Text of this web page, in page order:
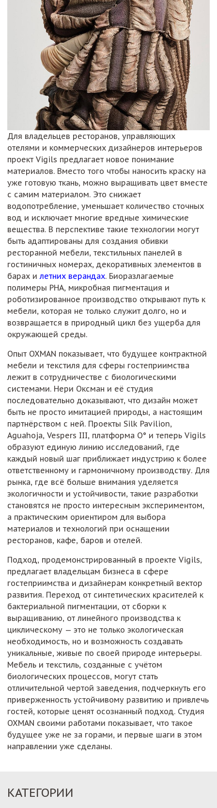
Для владельцев ресторанов, управляющих
отелями и коммерческих дизайнеров интерьеров
проект Vigils предлагает новое понимание
материалов. Вместо того чтобы наносить краску на
уже готовую ткань, можно выращивать цвет вместе
с самим материалом. Это снижает
водопотребление, уменьшает количество сточных
вод и исключает многие вредные химические
вещества. В перспективе такие технологии могут
быть адаптированы для создания обивки
ресторанной мебели, текстильных панелей в
гостиничных номерах, декоративных элементов в
барах илетних верандах. Биоразлагаемые
полимеры PHA, микробная пигментация и
роботизированное производство открывают путь к
мебели, которая не только служит долго, но и
возвращается в природный цикл без ущерба для
окружающей среды.
Опыт OXMAN показывает, что будущее контрактной
мебели и текстиля для сферы гостеприимства
лежит в сотрудничестве с биологическими
системами. Нери Оксман и её студия
последовательно доказывают, что дизайн может
быть не просто имитацией природы, а настоящим
партнёрством с ней. Проекты Silk Pavilion,
Aguahoja, Vespers III, платформа O° и теперь Vigils
образуют единую линию исследований, где
каждый новый шаг приближает индустрию к более
ответственному и гармоничному производству. Для
рынка, где всё больше внимания уделяется
экологичности и устойчивости, такие разработки
становятся не просто интересным экспериментом,
а практическим ориентиром для выбора
материалов и технологий при оснащении
ресторанов, кафе, баров и отелей.
Подход, продемонстрированный в проекте Vigils,
предлагает владельцам бизнеса в сфере
гостеприимства и дизайнерам конкретный вектор
развития. Переход от синтетических красителей к
бактериальной пигментации, от сборки к
выращиванию, от линейного производства к
циклическому — это не только экологическая
необходимость, но и возможность создавать
уникальные, живые по своей природе интерьеры.
Мебель и текстиль, созданные с учётом
биологических процессов, могут стать
отличительной чертой заведения, подчеркнуть его
приверженность устойчивому развитию и привлечь
гостей, которые ценят осознанный подход. Студия
OXMAN своими работами показывает, что такое
будущее уже не за горами, и первые шаги в этом
направлении уже сделаны.
КАТЕГОРИИ